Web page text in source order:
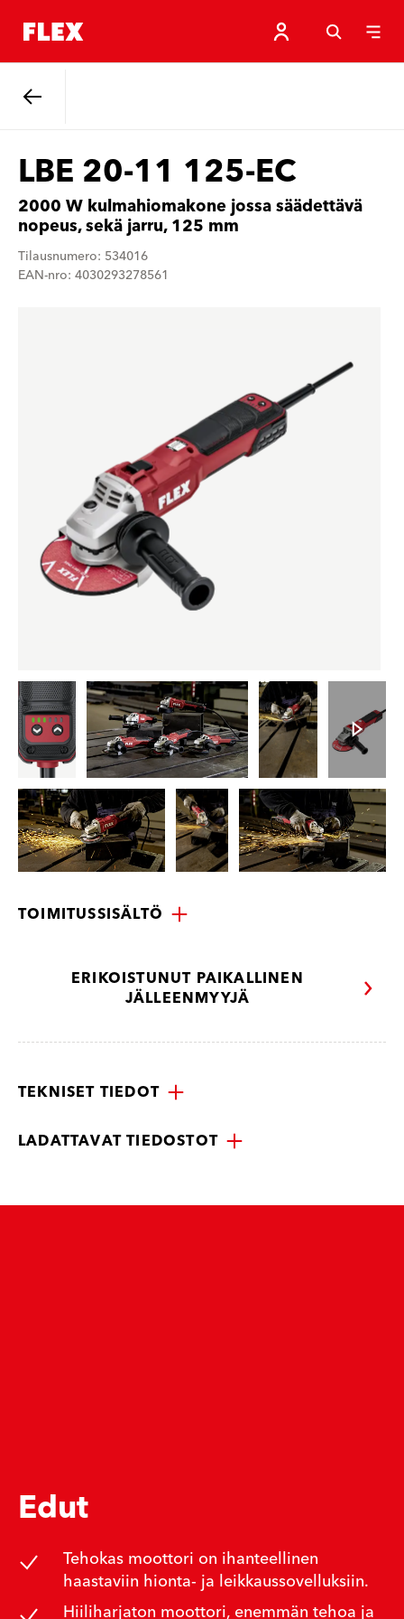
LBE 20-11 125-EC
2000 W kulmahiomakone jossa säädettävä
nopeus, sekä jarru, 125 mm
Tilausnumero: 534016
EAN-nro: 4030293278561
TOIMITUSSISÄLTÖ
ERIKOISTUNUT PAIKALLINEN
JÄLLEENMYYJÄ
TEKNISET TIEDOT
LADATTAVAT TIEDOSTOT
Edut
Tehokas moottori on ihanteellinen
haastaviin hionta- ja leikkaussovelluksiin.
Hiiliharjaton moottori, enemmän tehoa ja